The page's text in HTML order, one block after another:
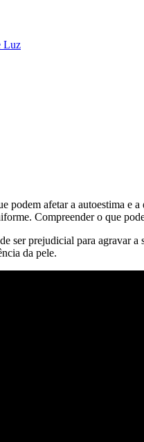
Luz
podem afetar a autoestima
Compreender o que
ser prejudicial para agravar
da pele.